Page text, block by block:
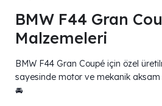
BMW F44 Gran
Malzemeleri
BMW F44 Gran Coupé için özel
sayesinde motor ve mekanik
🚘